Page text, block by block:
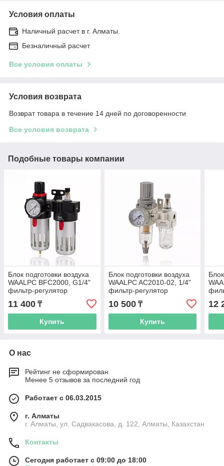
Условия оплаты
Наличный расчет в г. Алматы.
Безналичный расчет
Все условия оплаты
Условия возврата
Возврат товара в течение 14 дней по договоренности
Все условия возврата
Подобные товары компании
Блок подготовки воздуха
WAALPC BFC2000, G1/4"
фильтр-регулятор
давления и
маслораспылитель
11 400 ₸
Купить
Блок подготовки воздуха
WAALPC AC2010-02, 1/4"
фильтр-регулятор
давления и
маслораспылитель
10 500₸
Купить
12
О нас
Рейтинг не сформирован
Менее 5 отзывов за последний год
Работает с 06.03.2015
г. Алматы
г. Алматы, ул. Садвакасова, д. 122, Алматы, Казахстан
Контакты
Сегодня работает с 09:00 до 18:00